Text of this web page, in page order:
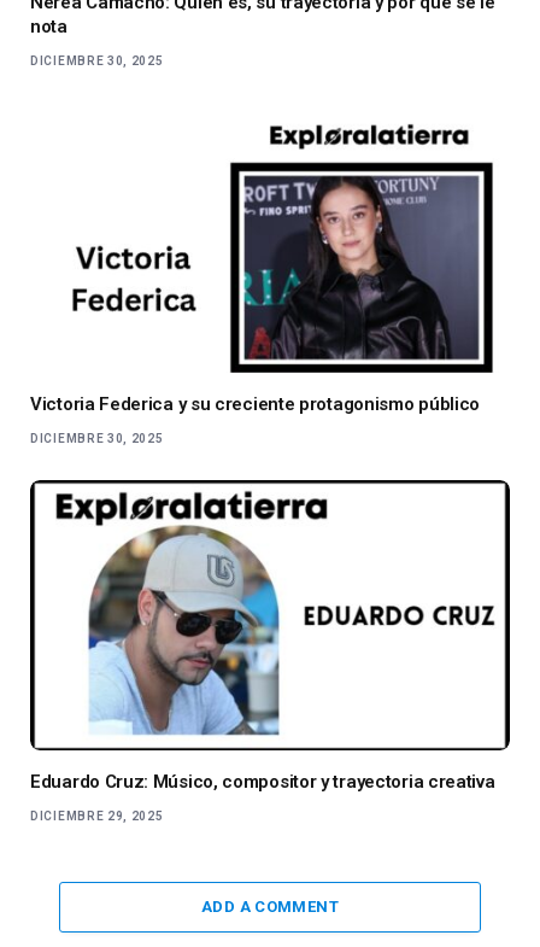
nota
DICIEMBRE 30, 2025
Victoria Federica y su creciente protagonismo público
DICIEMBRE 30, 2025
Eduardo Cruz: Músico, compositor y trayectoria creativa
DICIEMBRE 29, 2025
ADD A COMMENT